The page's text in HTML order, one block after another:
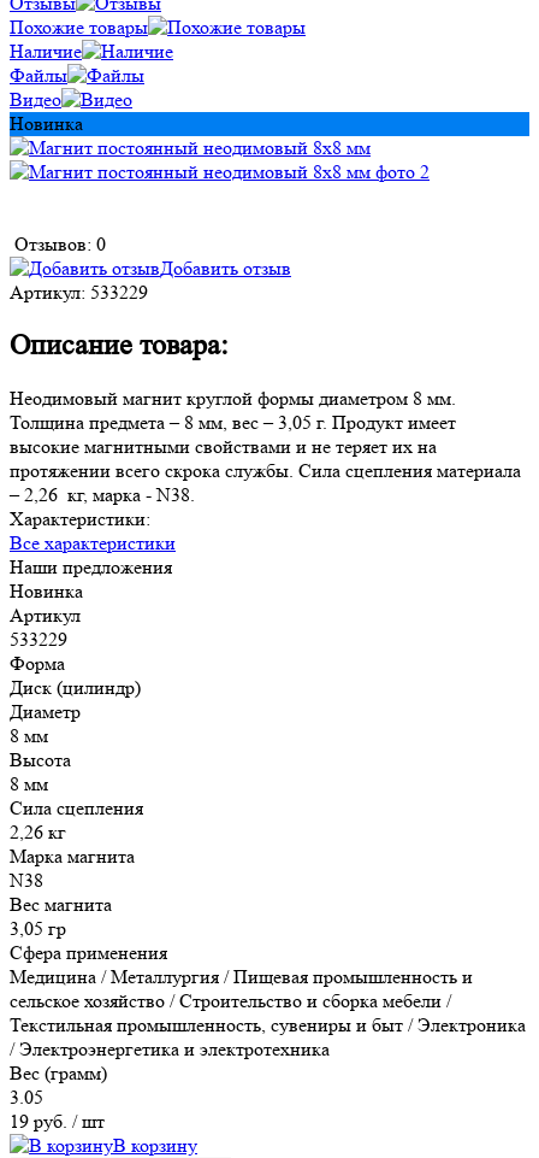
Похожие товары
Наличие
Файлы
Видео
Новинка
Отзывов: 0
Добавить отзыв
Артикул: 533229
Описание товара:
Неодимовый магнит круглой формы диаметром 8 мм.
Толщина предмета – 8 мм, вес – 3,05 г. Продукт имеет
высокие магнитными свойствами и не теряет их на
протяжении всего скрока службы. Сила сцепления материала
– 2,26 кг, марка - N38.
Характеристики:
Все характеристики
Наши предложения
Новинка
Артикул
533229
Форма
Диск (цилиндр)
Диаметр
8 мм
Высота
8 мм
Сила сцепления
2,26 кг
Марка магнита
N38
Вес магнита
3,05 гр
Сфера применения
Медицина / Металлургия / Пищевая промышленность и
сельское хозяйство / Строительство и сборка мебели /
Текстильная промышленность, сувениры и быт / Электроника
/ Электроэнергетика и электротехника
Вес (грамм)
3.05
19 руб. / шт
В корзину